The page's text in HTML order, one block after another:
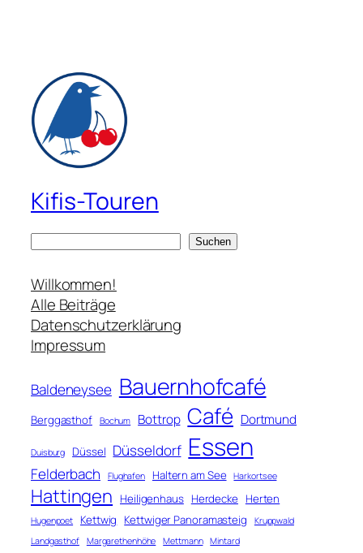
Kifis-Touren
c
h
e
n
Suchen
Willkommen!
Alle Beiträge
Datenschutzerklärung
Impressum
Baldeneysee Bauernhofcafé
Berggasthof Bochum Bottrop Café Dortmund
Duisburg Düssel Düsseldorf Essen
Felderbach Flughafen Haltern am See Harkortsee
Hattingen Heiligenhaus Herdecke Herten
Hugenpoet Kettwig Kettwiger Panoramasteig
Kruppwald
Landgasthof
Margarethenhöhe Mettmann Mintard